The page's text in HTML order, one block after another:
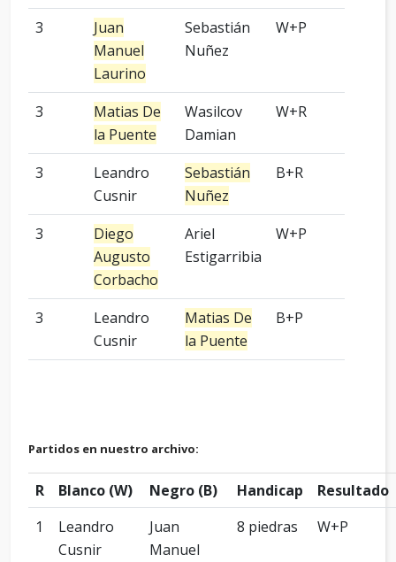
3
Juan
Manuel
Laurino
Sebastián
Nuñez
W+P
3
Matias De
la Puente
Wasilcov
Damian
W+R
3
Leandro
Cusnir
Sebastián
Nuñez
B+R
3
Diego
Augusto
Corbacho
Ariel
Estigarribia
W+P
3
Leandro
Cusnir
Matias De
la Puente
B+P
Partidos en nuestro archivo:
R Blanco (W) Negro (B) Handicap
Resultado
1
Leandro
Cusnir
Juan
Manuel
8 piedras W+P